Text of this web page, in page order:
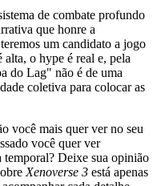
de combate profundo
que honre a
um candidato a jogo
o hype é real e, pela
do Lag" não é de uma
coletiva para colocar as
você mais quer ver no seu
você quer ver
temporal? Deixe sua opinião
Xenoverse 3 está apenas